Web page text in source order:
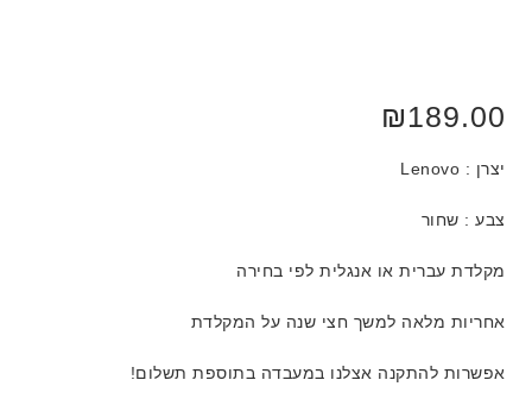
₪189.00
יצרן : Lenovo
צבע : שחור
מקלדת עברית או אנגלית לפי בחירה
אחריות מלאה למשך חצי שנה על המקלדת
אפשרות להתקנה אצלנו במעבדה בתוספת תשלום!